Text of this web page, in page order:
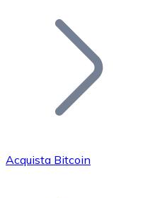
Aggiungi il token
Acquista Bitcoin